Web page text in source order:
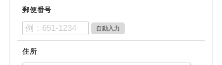
郵便番号
住所